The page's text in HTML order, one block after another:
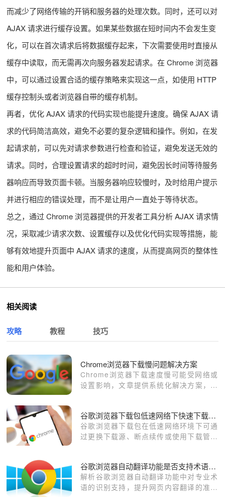
而减少了网络传输的开销和服务器的处理次数。同时，还可以对
AJAX 请求进行缓存设置。如果某些数据在短时间内不会发生变
化，可以在首次请求后将数据缓存起来，下次需要使用时直接从
缓存中读取，而无需再次向服务器发起请求。在 Chrome 浏览器
中，可以通过设置合适的缓存策略来实现这一点，如使用 HTTP
缓存控制头或者浏览器自带的缓存机制。
再者，优化 AJAX 请求的代码实现也能提升速度。确保 AJAX 请
求的代码简洁高效，避免不必要的复杂逻辑和操作。例如，在发
起请求前，可以先对请求参数进行检查和验证，避免发送无效的
请求。同时，合理设置请求的超时时间，避免因长时间等待服务
器响应而导致页面卡顿。当服务器响应较慢时，及时给用户提示
并进行相应的错误处理，而不是让用户一直处于等待状态。
总之，通过 Chrome 浏览器提供的开发者工具分析 AJAX 请求情
况，采取减少请求次数、设置缓存以及优化代码实现等措施，能
够有效地提升页面中 AJAX 请求的速度，从而提高网页的整体性
能和用户体验。
相关阅读
攻略 教程 技巧
Chrome浏览器下载慢问题解决方案
Chrome浏览器下载速度慢可能受网络或
设置影响，文章提供系统化解决方案，包
效率。
谷歌浏览器下载包低速网络下快速下载安装技巧
谷歌浏览器下载包在低速网络环境下可通
过更换下载源、断点续传或使用下载管理
谷歌浏览器自动翻译功能是否支持术语识别
解析谷歌浏览器自动翻译功能中对专业术
语的识别支持，提升网页内容翻译的准确